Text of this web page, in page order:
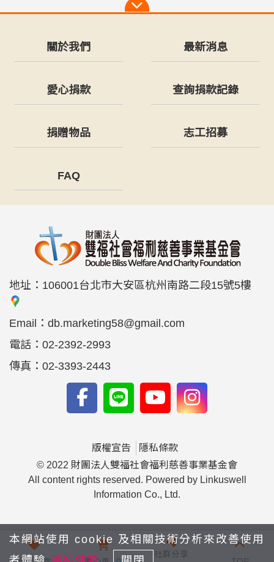
關於我們 最新消息
愛心捐款 查詢捐款記錄
捐贈物品 志工招募
FAQ
地址： 106001台北市大安區杭州南路二段15號5樓
Email： db.marketing58@gmail.com
電話： 02-2392-2993
傳真： 02-3393-2443
版權宣告
隱私條款
© 2022 財團法人雙福社會福利慈善事業基金會
All content rights reserved. Powered by Linkuswell
Information Co., Ltd.
社群分享
本網站使用 cookie 及相關技術分析來改善使用